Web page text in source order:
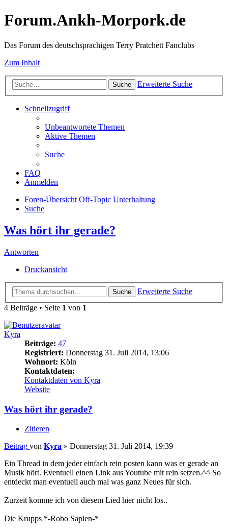
Forum.Ankh-Morpork.de
Das Forum des deutschsprachigen Terry Pratchett Fanclubs
Zum Inhalt
Suche Erweiterte Suche
Schnellzugriff
Unbeantwortete Themen
Aktive Themen
Suche
FAQ
Anmelden
Foren-Übersicht Off-Topic Unterhaltung
Suche
Was hört ihr gerade?
Antworten
Druckansicht
Suche
Erweiterte Suche
4 Beiträge • Seite 1 von 1
Kyra
Beiträge: 47
Registriert: Donnerstag 31. Juli 2014, 13:06
Wohnort: Köln
Kontaktdaten:
Kontaktdaten von Kyra
Website
Was hört ihr gerade?
Zitieren
Beitrag von Kyra » Donnerstag 31. Juli 2014, 19:39
Ein Thread in dem jeder einfach rein posten kann was er gerade an
Musik hört. Eventuell einen Link aus Youtube mit rein setzen.^^ So
entdeckt man eventuell auch mal was ganz Neues für sich.
Zurzeit komme ich von diesem Lied hier nicht los..
Die Krupps *-Robo Sapien-*